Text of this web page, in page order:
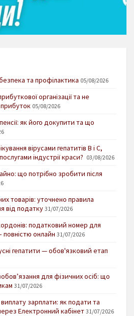
та профілактика 05/08/2026
організації та не
05/08/2026
як його докупити та що
вірусами гепатитів В і С,
індустрії краси? 03/08/2026
що потрібно зробити після
товарів: уточнено правила
від податку 31/07/2026
податковий номер для
повністю онлайн 31/07/2026
гепатити — обов'язковий етап
для фізичних осіб: що
31/07/2026
зарплати: як подати та
Електронний кабінет 31/07/2026